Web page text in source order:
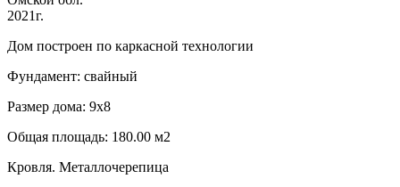
2021г.
Дом построен по каркасной технологии
Фундамент: свайный
Размер дома: 9х8
Общая площадь: 180.00 м2
Кровля. Металлочерепица